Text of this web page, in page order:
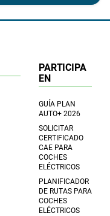
PARTICIPA
EN
GUÍA PLAN
AUTO+ 2026
SOLICITAR
CERTIFICADO
CAE PARA
COCHES
ELÉCTRICOS
PLANIFICADOR
DE RUTAS PARA
COCHES
ELÉCTRICOS